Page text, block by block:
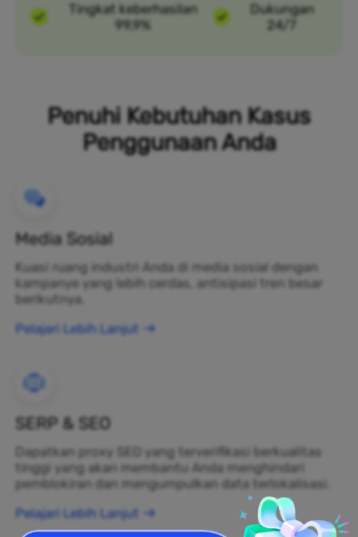
Tingkat keberhasilan
99,9%
Dukungan
24/7
Penuhi Kebutuhan Kasus
Penggunaan Anda
Media Sosial
Kuasi ruang industri Anda di media sosial dengan
kampanye yang lebih cerdas, antisipasi tren besar
berikutnya.
Pelajari Lebih Lanjut
SERP & SEO
Dapatkan proxy SEO yang terverifikasi berkualitas
tinggi yang akan membantu Anda menghindari
pemblokiran dan mengumpulkan data terlokalisasi.
Pelajari Lebih Lanjut